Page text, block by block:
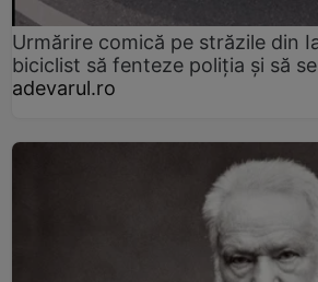
Urmărire comică pe străzile din
biciclist să fenteze poliția și să
adevarul.ro